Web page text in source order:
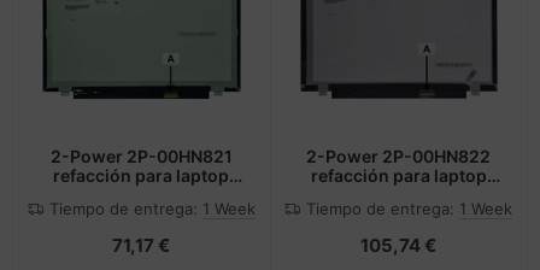
2-Power 2P-00HN821
refacción para laptop
Tiempo de entrega: 1 Week
71,17 €
2-Power 2P-00HN822
refacción para laptop
Tiempo de entrega: 1 Week
105,74 €